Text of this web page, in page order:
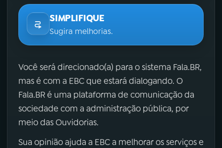
SIMPLIFIQUE
Sugira melhorias.
Você será direcionado(a) para o sistema Fala.BR,
mas é com a EBC que estará dialogando. O
Fala.BR é uma plataforma de comunicação da
sociedade com a administração pública, por
meio das Ouvidorias.
Sua opinião ajuda a EBC a melhorar os serviços e